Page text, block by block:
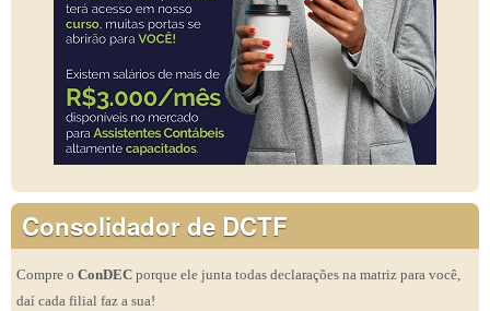
Consolidador de DCTF
Compre o ConDEC porque ele junta todas declarações na matriz para você,
daí cada filial faz a sua!